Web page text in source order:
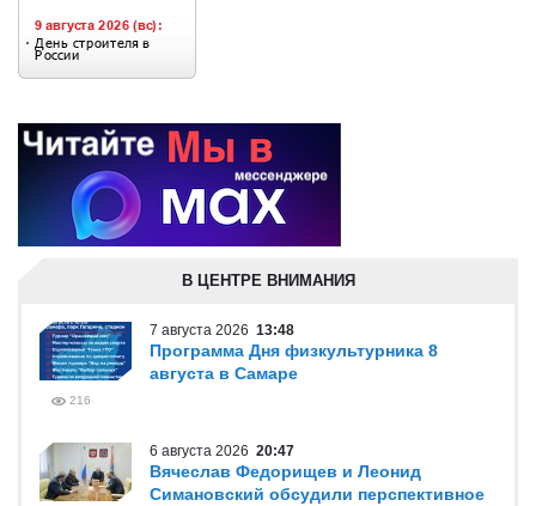
В ЦЕНТРЕ ВНИМАНИЯ
7 августа 2026 13:48
Программа Дня физкультурника 8
августа в Самаре
216
6 августа 2026 20:47
Вячеслав Федорищев и Леонид
Симановский обсудили перспективное